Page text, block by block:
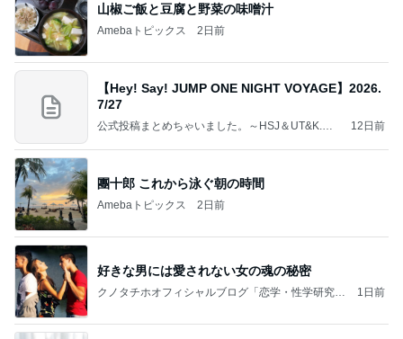
山椒ご飯と豆腐と野菜の味噌汁
Amebaトピックス 2日前
【Hey! Say! JUMP ONE NIGHT VOYAGE】2026.
7/27
公式投稿まとめちゃいました。～HSJ＆UT&K.O.
12日前
團十郎 これから泳ぐ朝の時間
Amebaトピックス 2日前
好きな男には愛されない女の魂の秘密
クノタチホオフィシャルブログ「恋学・性学研究
1日前